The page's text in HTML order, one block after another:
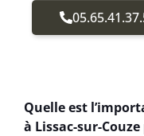
Quelle est
à Lissac-sur-